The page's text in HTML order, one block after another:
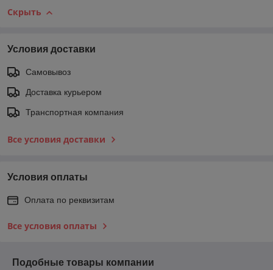
Скрыть
Условия доставки
Самовывоз
Доставка курьером
Транспортная компания
Все условия доставки
Условия оплаты
Оплата по реквизитам
Все условия оплаты
Подобные товары компании